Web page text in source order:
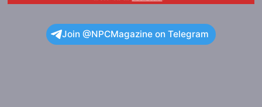
Join @NPCMagazine on Telegram